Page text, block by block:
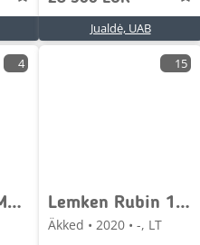
Jualdė, UAB
4
Dal-Bo SUPERMAX 300
15
Lemken Rubin 10/500
Äkked • 2020 • -, LT